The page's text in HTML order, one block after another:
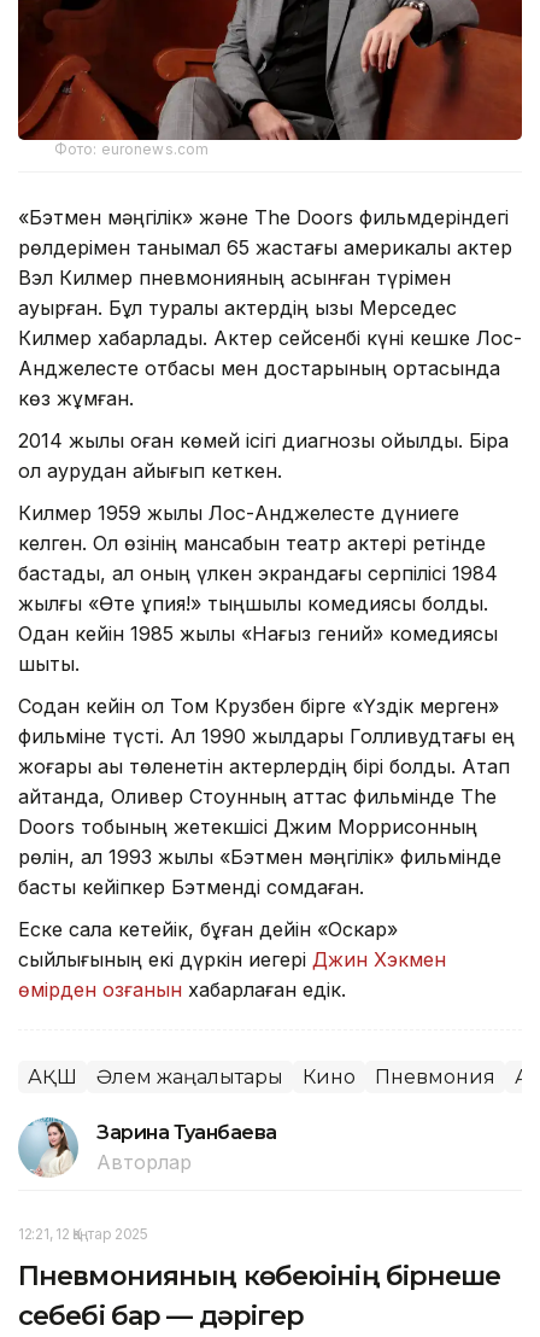
Фото: euronews.com
«Бэтмен мәңгілік» және The Doors фильмдеріндегі
рөлдерімен танымал 65 жастағы америкалық актер
Вэл Килмер пневмонияның асқынған түрімен
ауырған. Бұл туралы актердің қызы Мерседес
Килмер хабарлады. Актер сейсенбі күні кешке Лос-
Анджелесте отбасы мен достарының ортасында
көз жұмған.
2014 жылы оған көмей ісігі диагнозы қойылды. Бірақ
ол аурудан айығып кеткен.
Килмер 1959 жылы Лос-Анджелесте дүниеге
келген. Ол өзінің мансабын театр актері ретінде
бастады, ал оның үлкен экрандағы серпілісі 1984
жылғы «Өте құпия!» тыңшылық комедиясы болды.
Одан кейін 1985 жылы «Нағыз гений» комедиясы
шықты.
Содан кейін ол Том Крузбен бірге «Үздік мерген»
фильміне түсті. Ал 1990 жылдары Голливудтағы ең
жоғары ақы төленетін актерлердің бірі болды. Атап
айтқанда, Оливер Стоунның аттас фильмінде The
Doors тобының жетекшісі Джим Моррисонның
рөлін, ал 1993 жылы «Бэтмен мәңгілік» фильмінде
басты кейіпкер Бэтменді сомдаған.
Еске сала кетейік, бұған дейін «Оскар»
сыйлығының екі дүркін иегері Джин Хэкмен
өмірден озғанын хабарлаған едік.
АҚШ Әлем жаңалықтары Кино Пневмония
Зарина Туғанбаева
Авторлар
12:21, 12 Қаңтар 2025
Пневмонияның көбеюінің бірнеше
себебі бар — дәрігер